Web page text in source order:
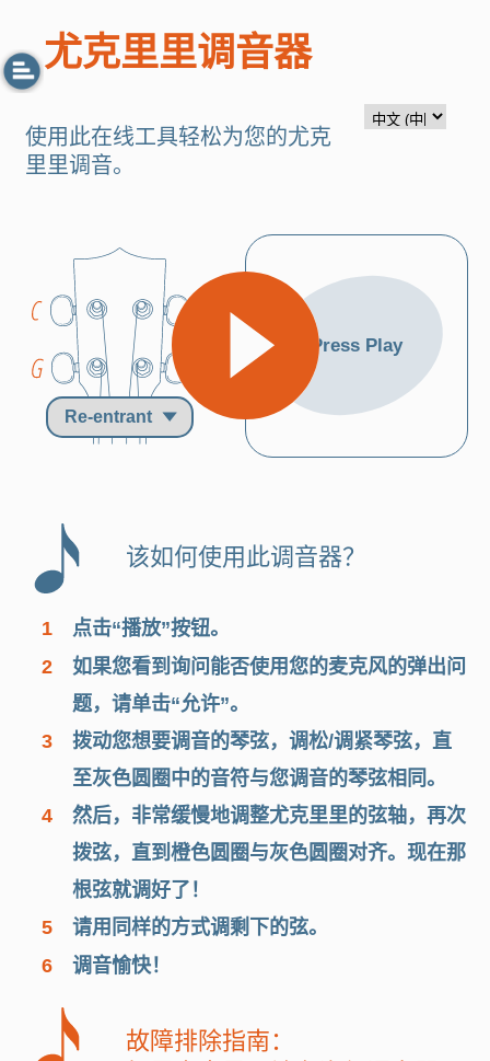
尤克里里调音器
使用此在线工具轻松为您的尤克
里里调音。
Press Play
该如何使用此调音器？
1
点击“播放”按钮。
2
如果您看到询问能否使用您的麦克风的弹出问
题，请单击“允许”。
3
拨动您想要调音的琴弦，调松/调紧琴弦，直
至灰色圆圈中的音符与您调音的琴弦相同。
4
然后，非常缓慢地调整尤克里里的弦轴，再次
拨弦，直到橙色圆圈与灰色圆圈对齐。现在那
根弦就调好了！
5
请用同样的方式调剩下的弦。
6
调音愉快！
故障排除指南：